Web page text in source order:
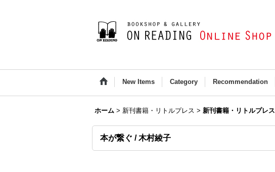
New Items Category Recommendation
ホーム > 新刊書籍・リトルプレス > 新刊書籍・リトルプレス
本が繋ぐ / 木村綾子